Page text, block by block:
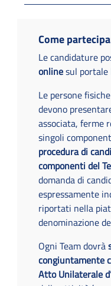
Come
Le candidature
onlinesul portale
Le persone
devono
associata, ferme
singoli
procedura di
componenti del
domanda di
espressamente
riportati nella
denominazione
Ogni Team dovrà
congiuntamente
Atto Unilaterale